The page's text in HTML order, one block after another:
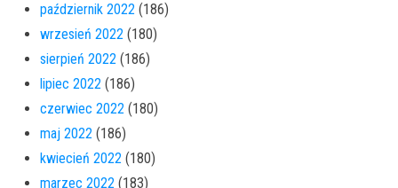
październik 2022 (186)
wrzesień 2022 (180)
sierpień 2022 (186)
lipiec 2022 (186)
czerwiec 2022 (180)
maj 2022 (186)
kwiecień 2022 (180)
marzec 2022 (183)